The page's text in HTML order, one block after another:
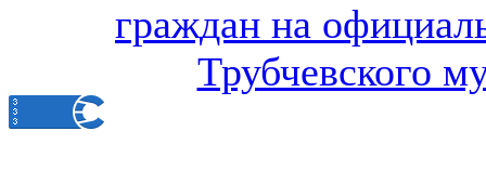
граждан на
Трубчевского